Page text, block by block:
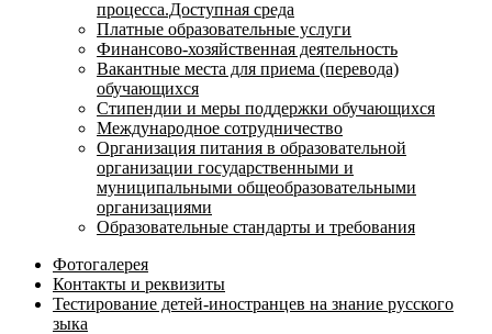
процесса.Доступная среда
Платные образовательные услуги
Финансово-хозяйственная деятельность
Вакантные места для приема (перевода)
обучающихся
Стипендии и меры поддержки обучающихся
Международное сотрудничество
Организация питания в образовательной
организации государственными и
муниципальными общеобразовательными
организациями
Образовательные стандарты и требования
Фотогалерея
Контакты и реквизиты
Тестирование детей-иностранцев на знание русского
зыка